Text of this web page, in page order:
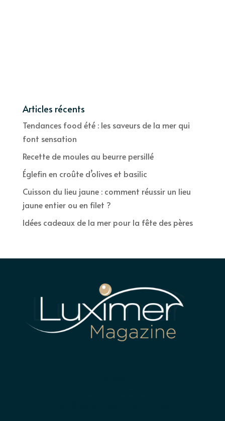
Articles récents
Tendances food été : les saveurs de la mer qui
font sensation
Recette de moules au beurre persillé
Églefin en croûte d’olives et basilic
Cuisson du lieu jaune : comment réussir un lieu
jaune entier ou en filet ?
Idées cadeaux de la mer pour la fête des pères